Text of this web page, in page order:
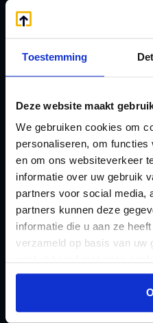
Toestemming
Deze website maakt
We gebruiken cookies om
personaliseren, om
en om ons websiteverkeer
informatie over uw gebruik
partners voor social media,
partners kunnen deze
informatie die u aan ze
verzameld op basis van uw
gebruiken.
Stamrecht BV
Emigratie
Fiscale waardering
Flex BV oprichten of
omzetten
Geleidebiljet jaarstukken
2023
Geleidebiljet jaarstukken
Geleidebiljet jaarstukken